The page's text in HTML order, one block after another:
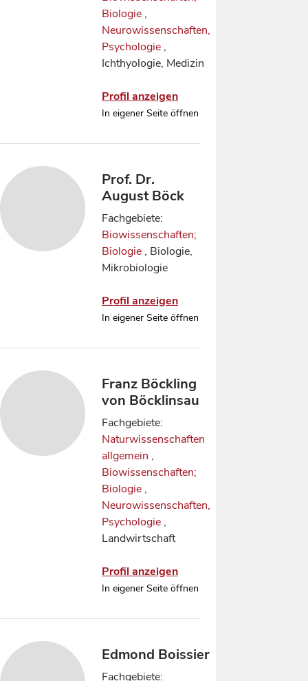
Biologie ,
Neurowissenschaften,
Psychologie ,
Ichthyologie, Medizin
Profil anzeigen
In eigener Seite öffnen
Prof. Dr.
August Böck
Fachgebiete:
Biowissenschaften;
Biologie , Biologie,
Mikrobiologie
Profil anzeigen
In eigener Seite öffnen
Franz Böckling
von Böcklinsau
Fachgebiete:
Naturwissenschaften
allgemein ,
Biowissenschaften;
Biologie ,
Neurowissenschaften,
Psychologie ,
Landwirtschaft
Profil anzeigen
In eigener Seite öffnen
Edmond Boissier
Fachgebiete: